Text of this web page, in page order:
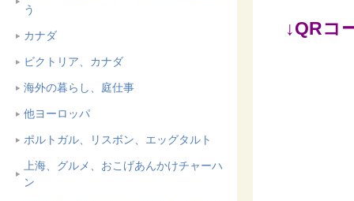
う
カナダ
ビクトリア、カナダ
海外の暮らし、庭仕事
他ヨーロッパ
ポルトガル、リスボン、エッグタルト
上海、グルメ、おこげあんかけチャーハ
ン
↓QRコ